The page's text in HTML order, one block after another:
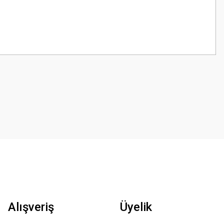
Alışveriş Üyelik